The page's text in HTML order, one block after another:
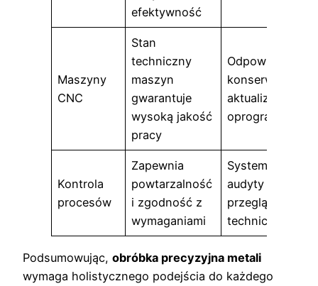
efektywność
Maszyny
CNC
Stan
techniczny
maszyn
gwarantuje
wysoką jakość
pracy
Odpowiednie
konserwacje i
aktualizacje
Kontrola
procesów
Zapewnia
powtarzalność
i zgodność z
wymaganiami
Systematyczne
audyty i
przeglądy
techniczne
Podsumowując, obróbka precyzyjna metali
wymaga holistycznego podejścia do każdego